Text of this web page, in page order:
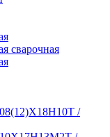
сварочная
/